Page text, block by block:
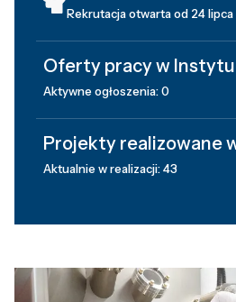
Rekrutacja otwarta od 24
Oferty pracy w
Aktywne ogłoszenia: 0
Projekty realizowane
Aktualnie w realizacji: 43